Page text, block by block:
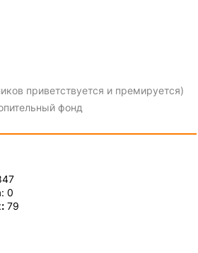
приветствуется и премируется)
фонд
0
: 79